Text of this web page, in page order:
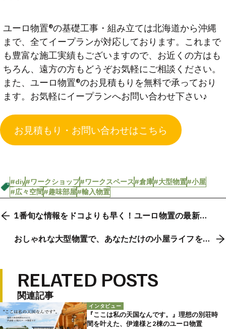
ユーロ物置®︎の基礎工事・組み立ては北海道から沖縄
まで、全てイープランが対応しております。これまで
も豊富な施工実績もございますので、お近くの方はも
ちろん、遠方の方もどうぞお気軽にご相談ください。
また、ユーロ物置®のお見積もりを無料で承っており
ます。お気軽にイープランへお問い合わせ下さい♪
お見積もり・お問い合わせはこちら
#diy#ワークショップ#ワークスペース#倉庫#大型物置#小屋
#広々空間#趣味部屋#輸入物置
1番旬な情報をドコよりも早く！ユーロ物置の最新情
おしゃれな大型物置で、あなただけの小屋ライフを楽
RELATED POSTS
関連記事
インタビュー
『ここは私の天国なんです。』理想の別荘時
間を叶えた、伊達様と2棟のユーロ物置